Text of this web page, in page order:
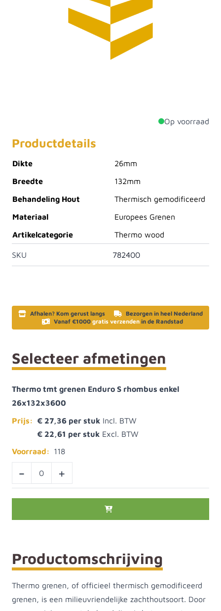
een speciale warmtebehandeling is het van nature
niet duurzame grenen verduurzaamd tot een product
vergelijkbaar met hardhout. De behandeling geeft het
hout een mooie bruine kleur wat binnen twee jaar
vergrijst naar een egale kleur grijs. Daarnaast is
Op voorraad
Productdetails
Dikte
26mm
Breedte
132mm
Behandeling Hout
Thermisch gemodificeerd
Materiaal
Europees Grenen
Artikelcategorie
Thermo wood
SKU 782400
Afhalen? Kom gerust langs
Bezorgen in heel Nederland
Vanaf €1000 gratis verzenden in de Randstad
Selecteer afmetingen
Thermo tmt grenen Enduro S rhombus enkel
26x132x3600
Prijs: € 27,36
€ 22,61
Voorraad:
118
- +
Productomschrijving
Thermo grenen, of officieel thermisch gemodificeerd
grenen, is een milieuvriendelijke zachthoutsoort. Door